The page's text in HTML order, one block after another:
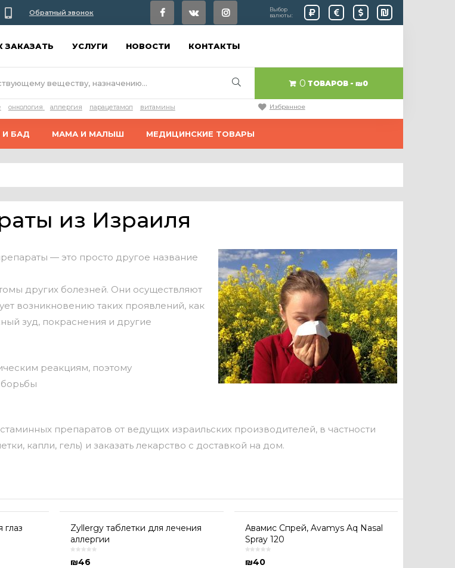
Обратный звонок
Выбор
валюты:
ЗАКАЗАТЬ УСЛУГИ НОВОСТИ КОНТАКТЫ
0 ТОВАРОВ ₪0
онкология аллергия парацетамол витамины Избранное
БАД МАМА И МАЛЫШ МЕДИЦИНСКИЕ ТОВАРЫ
из Израиля
— это просто другое название
других болезней. Они осуществляют
возникновению таких проявлений, как
зуд, покраснения и другие
реакциям, поэтому
препаратов от ведущих израильских производителей, в частности
капли, гель) и заказать лекарство с доставкой на дом.
глаз
Zyllergy таблетки для лечения
аллергии
₪46
Авамис Спрей, Avamys Aq Nasal
Spray 120
₪40